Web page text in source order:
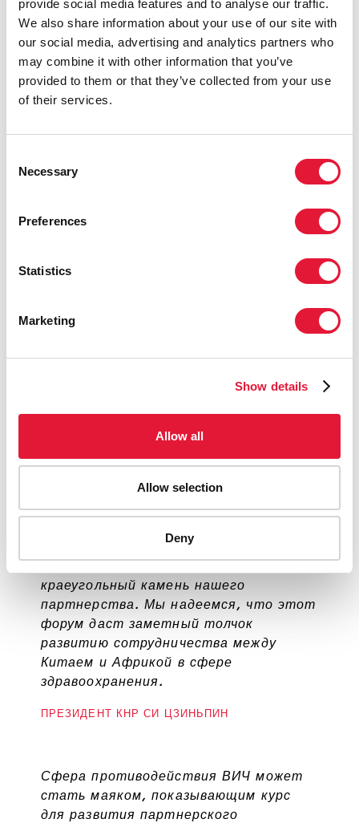
provide social media features and to analyse our traffic.
We also share information about your use of our site with
our social media, advertising and analytics partners who
may combine it with other information that you’ve
provided to them or that they’ve collected from your use
of their services.
Selection
Necessary
Preferences
Statistics
Marketing
Show details
Allow all
Allow selection
Deny
Мы обязуемся обеспечить особое внимание и
поддержку для выполнения Пекинской декларации.
Мы будем использовать все возможности для
предоставления соответствующими агентствами
необходимых знаний и ресурсов для развития
здравоохранения. Это сотрудничество создает
новую базу для ускорения прогресса в достижении
Целей развития тысячелетия и повышения
здравоохранения в ходе формирования повестки
дня в сфере содействия развитию на период после
африканского сотрудничества в сфере
диалога на высоком уровне в целях укрепления
выполнения важных задач, поставленных форумом.
краеугольный камень нашего
партнерства. Мы надеемся, что этот
форум даст заметный толчок
развитию сотрудничества между
Китаем и Африкой в сфере
здравоохранения.
ПРЕЗИДЕНТ КНР СИ ЦЗИНЬПИН
Сфера противодействия ВИЧ может
стать маяком, показывающим курс
для развития партнерского